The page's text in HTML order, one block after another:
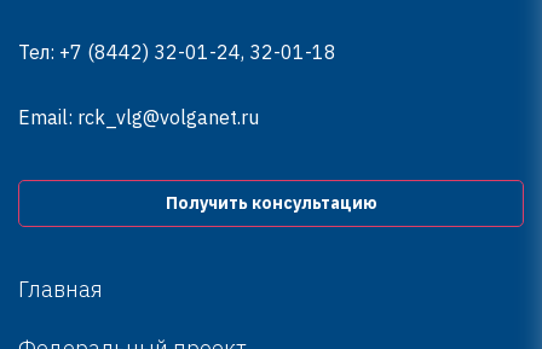
Тел: +7 (8442) 32-01-24, 32-01-18
Email: rck_vlg@volganet.ru
Получить консультацию
Главная